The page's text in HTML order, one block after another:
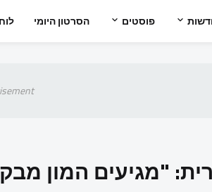
פוסטים הסרטון היומי
"מגיעים המון